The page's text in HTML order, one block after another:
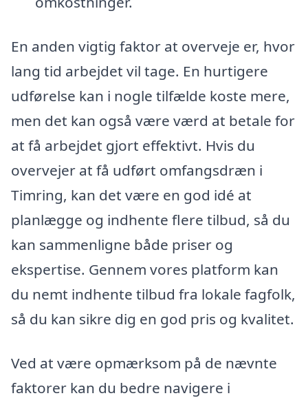
En anden vigtig faktor at overveje er, hvor
lang tid arbejdet vil tage. En hurtigere
udførelse kan i nogle tilfælde koste mere,
men det kan også være værd at betale for
at få arbejdet gjort effektivt. Hvis du
overvejer at få udført omfangsdræn i
Timring, kan det være en god idé at
planlægge og indhente flere tilbud, så du
kan sammenligne både priser og
ekspertise. Gennem vores platform kan
du nemt indhente tilbud fra lokale fagfolk,
så du kan sikre dig en god pris og kvalitet.
Ved at være opmærksom på de nævnte
faktorer kan du bedre navigere i